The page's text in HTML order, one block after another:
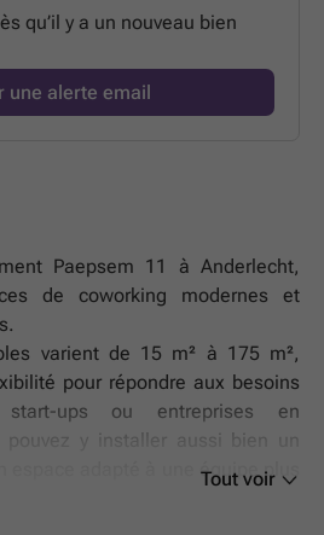
qu’il y a un nouveau bien
une alerte email
Paepsem 11 à Anderlecht,
de coworking modernes et
varient de 15 m² à 175 m²,
pour répondre aux besoins
start-ups ou entreprises en
pouvez y installer aussi bien un
espace adapté à une équipe plus
Tout voir